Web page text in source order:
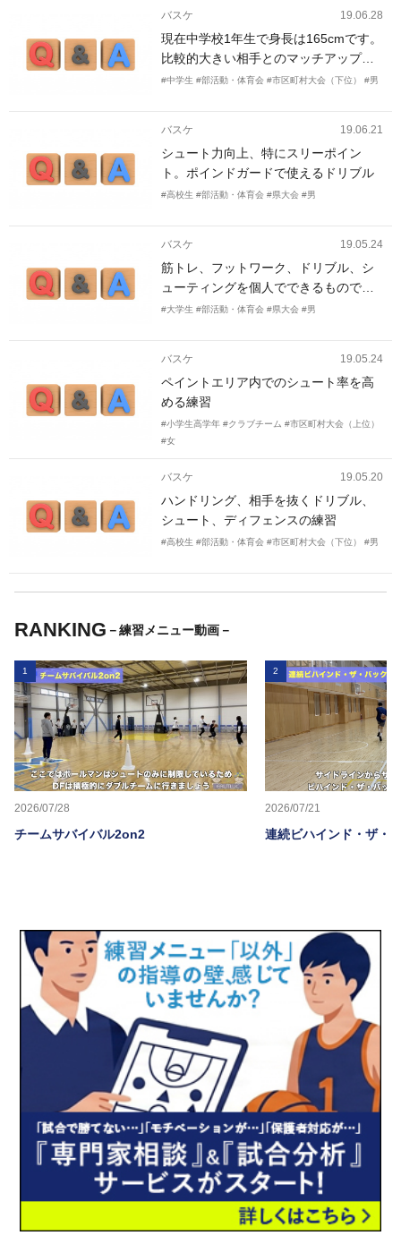
バスケ 19.06.28
現在中学校1年生で身長は165cmです。
比較的大きい相手とのマッチアップが
多いものの、横の動きについていけな
や、ボールハンドリングについても上
達したいと申しております。
#中学生 #部活動・体育会 #市区町村大会（下位） #男
バスケ 19.06.21
シュート力向上、特にスリーポイン
ト。ポインドガードで使えるドリブル
#高校生 #部活動・体育会 #県大会 #男
バスケ 19.05.24
筋トレ、フットワーク、ドリブル、シ
ューティングを個人でできるもので組
んでほしいです。走ってジャンプスト
です)。
#大学生 #部活動・体育会 #県大会 #男
バスケ 19.05.24
ペイントエリア内でのシュート率を高
める練習
#小学生高学年 #クラブチーム #市区町村大会（上位）
#女
バスケ 19.05.20
ハンドリング、相手を抜くドリブル、
シュート、ディフェンスの練習
#高校生 #部活動・体育会 #市区町村大会（下位） #男
RANKING －練習メニュー動画－
1
2026/07/28
チームサバイバル2on2
2
2026/07/21
連続ビハインド・ザ・